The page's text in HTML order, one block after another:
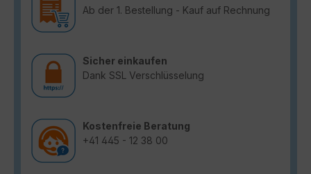
Ab der 1. Bestellung - Kauf auf Rechnung
Sicher einkaufen
Dank SSL Verschlüsselung
Kostenfreie Beratung
+41 445 - 12 38 00